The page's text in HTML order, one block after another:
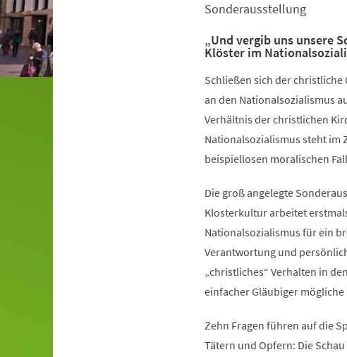
Sonderausstellung
„Und vergib uns unsere
Klöster im
Schließen sich der christliche
an den Nationalsozialismus
Verhältnis der christlichen
Nationalsozialismus steht im
beispiellosen moralischen
Die groß angelegte
Klosterkultur arbeitet
Nationalsozialismus für ein
Verantwortung und
„christliches“ Verhalten in
einfacher Gläubiger
Zehn Fragen führen auf die
Tätern und Opfern: Die